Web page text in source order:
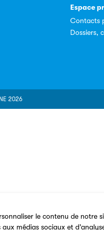
le contenu de notre
médias sociaux et
Espace
Contacts
Dossiers,
2026